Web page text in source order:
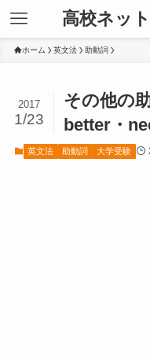
高校ネッ
ホーム 英文法 助動詞
その他の
better・
2017
1/23
英文法 助動詞 大学受験